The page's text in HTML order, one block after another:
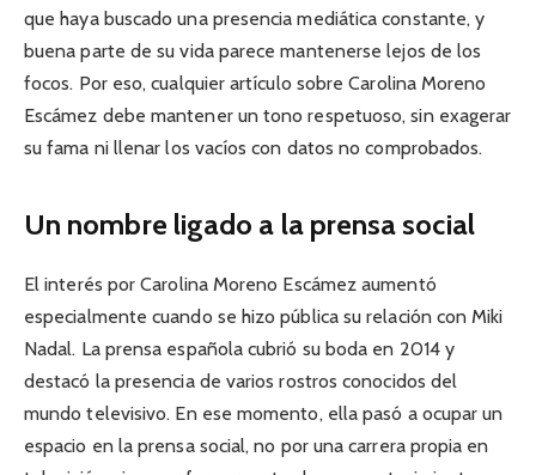
que haya buscado una presencia mediática constante, y
buena parte de su vida parece mantenerse lejos de los
focos. Por eso, cualquier artículo sobre Carolina Moreno
Escámez debe mantener un tono respetuoso, sin exagerar
su fama ni llenar los vacíos con datos no comprobados.
Un nombre ligado a la prensa social
El interés por Carolina Moreno Escámez aumentó
especialmente cuando se hizo pública su relación con Miki
Nadal. La prensa española cubrió su boda en 2014 y
destacó la presencia de varios rostros conocidos del
mundo televisivo. En ese momento, ella pasó a ocupar un
espacio en la prensa social, no por una carrera propia en